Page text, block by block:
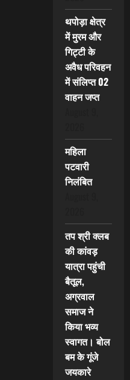
थपोड़ा क्षेत्र
में मुरम और
गिट्टी के
अवैध परिवहन
में संलिप्त 02
वाहन जप्त
महिला
पटवारी
निलंबित
तप श्री क्लब
की कांवड़
यात्रा पहुंची
बैतूल,
अग्रवाल
समाज ने
किया भव्य
स्वागत। बोल
बम के गूंजे
जयकारे